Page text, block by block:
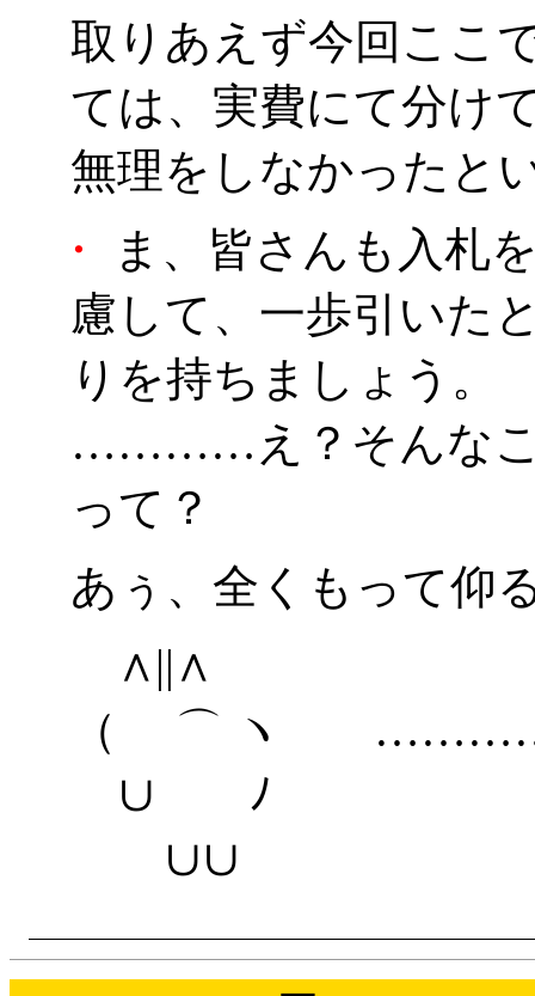
取りあえず今回ここ
ては、実費にて分け
無理をしなかったと
・
ま、皆さんも入札
慮して、一歩引いた
りを持ちましょう。
…………え？そんなこ
って？
あぅ、全くもって仰
∧||∧
（ ⌒ ヽ …………
∪ ﾉ
∪∪